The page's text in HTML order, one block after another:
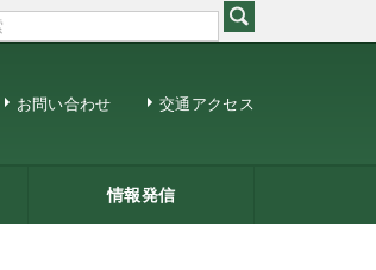
お問い合わせ 交通アクセス
情報発信